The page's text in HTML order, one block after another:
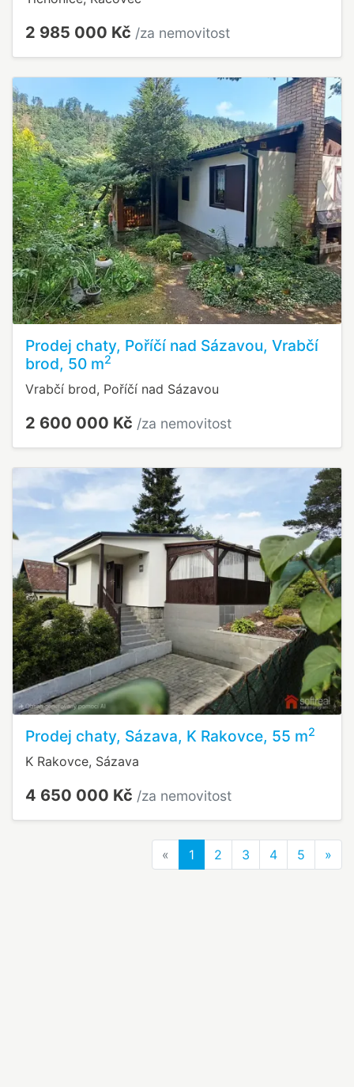
2 985 000 Kč /za nemovitost
Prodej chaty, Poříčí nad Sázavou, Vrabčí
brod, 50 m2
Vrabčí brod, Poříčí nad Sázavou
2 600 000 Kč /za nemovitost
Prodej chaty, Sázava, K Rakovce, 55 m2
K Rakovce, Sázava
4 650 000 Kč /za nemovitost
« Previous
1 2 3 4 5 »